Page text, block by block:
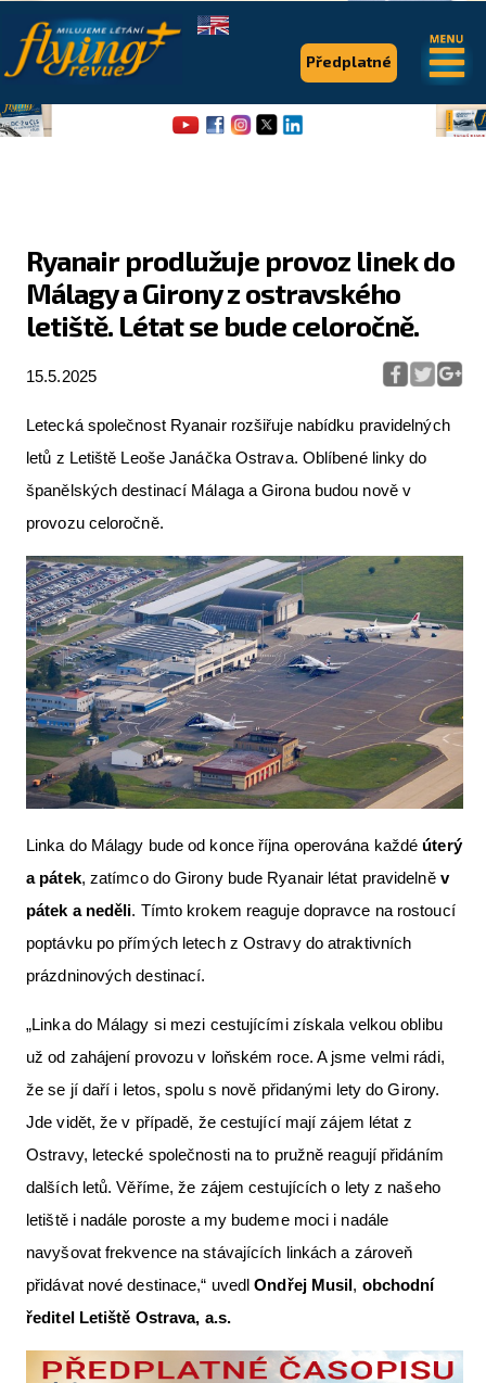
Ryanair prodlužuje provoz linek do
Málagy a Girony z ostravského
letiště. Létat se bude celoročně.
15.5.2025
Letecká společnost Ryanair rozšiřuje nabídku pravidelných
letů z Letiště Leoše Janáčka Ostrava. Oblíbené linky do
španělských destinací Málaga a Girona budou nově v
provozu celoročně.
Linka do Málagy bude od konce října operována každé úterý
a pátek, zatímco do Girony bude Ryanair létat pravidelně v
pátek a neděli. Tímto krokem reaguje dopravce na rostoucí
poptávku po přímých letech z Ostravy do atraktivních
prázdninových destinací.
„Linka do Málagy si mezi cestujícími získala velkou oblibu
už od zahájení provozu v loňském roce. A jsme velmi rádi,
že se jí daří i letos, spolu s nově přidanými lety do Girony.
Jde vidět, že v případě, že cestující mají zájem létat z
Ostravy, letecké společnosti na to pružně reagují přidáním
dalších letů. Věříme, že zájem cestujících o lety z našeho
letiště i nadále poroste a my budeme moci i nadále
navyšovat frekvence na stávajících linkách a zároveň
přidávat nové destinace,“ uvedlOndřej Musil, obchodní
ředitel Letiště Ostrava, a.s.
Předplatné
.
Flying Revue
Články
Pro piloty
Série & speciály
Aktuální FR + archiv
Letecká muzea
VFR Communication app
The SAFE Guide app
Nabídky práce v letectví
Inzerujte s námi
E-SHOP